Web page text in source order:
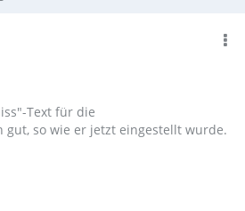
Text für die
gut, so wie er jetzt eingestellt wurde.